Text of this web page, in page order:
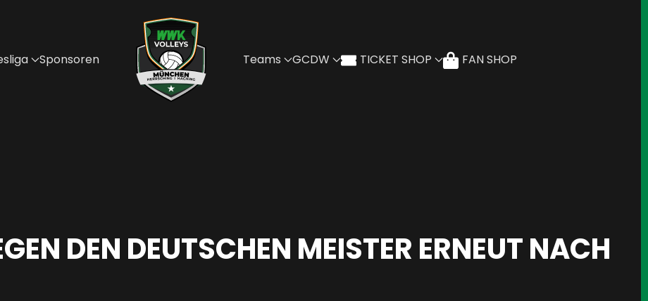
Sponsoren Teams GCDW TICKET SHOP FAN SHOP
DEN DEUTSCHEN MEISTER ERNEUT NACH